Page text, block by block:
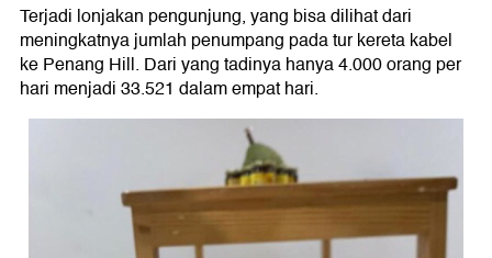
Terjadi lonjakan pengunjung, yang bisa dilihat dari
meningkatnya jumlah penumpang pada tur kereta kabel
ke Penang Hill. Dari yang tadinya hanya 4.000 orang per
hari menjadi 33.521 dalam empat hari.